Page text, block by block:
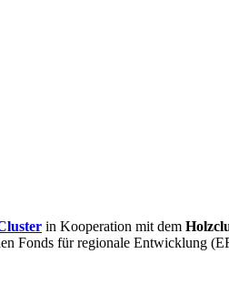
in Kooperation mit dem
Fonds für regionale Entwicklung